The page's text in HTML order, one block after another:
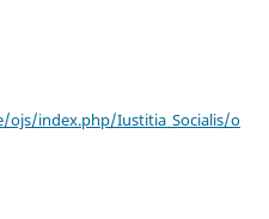
index.php/Iustitia_Socialis/o